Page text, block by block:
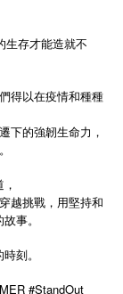
生存才能造就不
得以在疫情和種種
下的強韌生命力，
越挑戰，用堅持和
事。
刻。
#StandOut